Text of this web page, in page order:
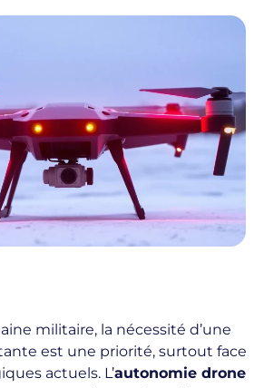
militaire, la nécessité d’une
est une priorité, surtout face
actuels. L’autonomie drone